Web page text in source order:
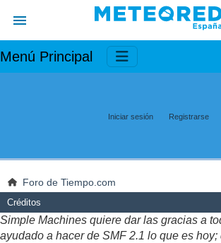
Menú Principal
Iniciar sesión Registrarse
Foro de Tiempo.com
Créditos
Simple Machines quiere dar las gracias a
ayudado a hacer de SMF 2.1 lo que es hoy;